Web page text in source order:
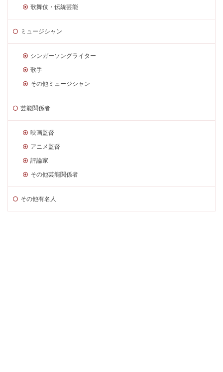
歌舞伎・伝統芸能
ミュージシャン
シンガーソングライター
歌手
その他ミュージシャン
芸能関係者
映画監督
アニメ監督
評論家
その他芸能関係者
その他有名人